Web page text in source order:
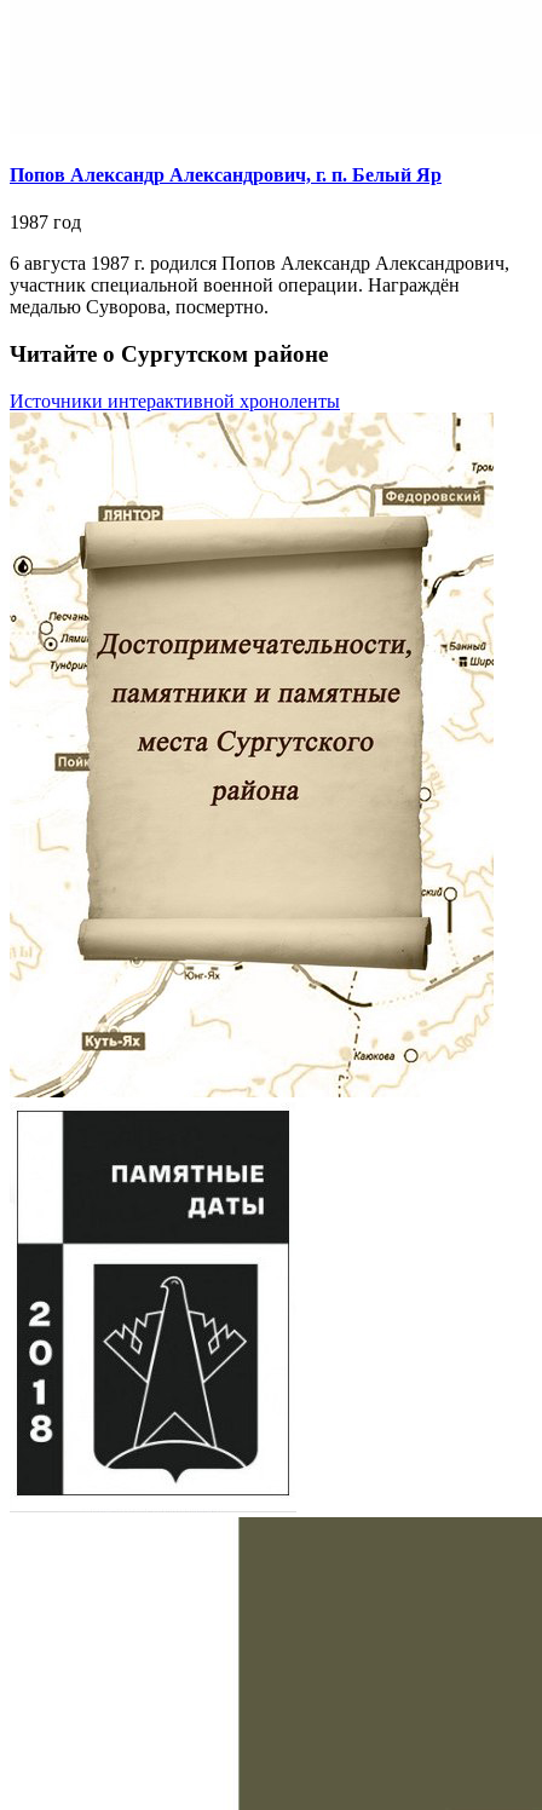
Попов Александр Александрович, г. п. Белый Яр
1987 год
6 августа 1987 г. родился Попов Александр Александрович,
участник специальной военной операции. Награждён
медалью Суворова, посмертно.
Читайте о Сургутском районе
Источники интерактивной хроноленты